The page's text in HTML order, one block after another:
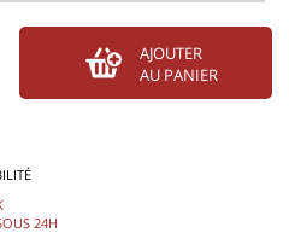
AJOUTER
AU PANIER
24H